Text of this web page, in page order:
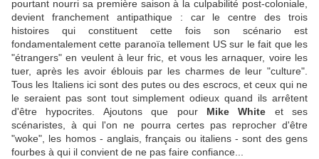
pourtant nourri sa première saison à la culpabilité post-coloniale,
devient franchement antipathique : car le centre des trois
histoires qui constituent cette fois son scénario est
fondamentalement cette paranoïa tellement US sur le fait que les
"étrangers" en veulent à leur fric, et vous les arnaquer, voire les
tuer, après les avoir éblouis par les charmes de leur "culture".
Tous les Italiens ici sont des putes ou des escrocs, et ceux qui ne
le seraient pas sont tout simplement odieux quand ils arrêtent
d'être hypocrites. Ajoutons que pour Mike White et ses
scénaristes, à qui l'on ne pourra certes pas reprocher d'être
"woke", les homos - anglais, français ou italiens - sont des gens
fourbes à qui il convient de ne pas faire confiance...